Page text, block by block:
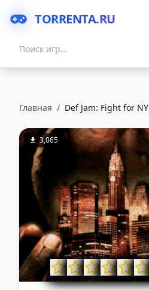
TORRENTA.RU
Главная / Def Jam: Fight for NY
3,065